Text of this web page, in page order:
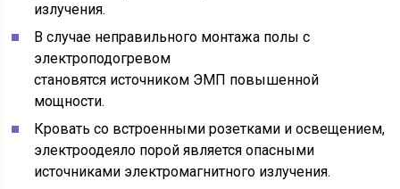
излучения.
В случае неправильного монтажа полы с
электроподогревом
становятся источником ЭМП повышенной
мощности.
Кровать со встроенными розетками и освещением,
электроодеяло порой является опасными
источниками электромагнитного излучения.